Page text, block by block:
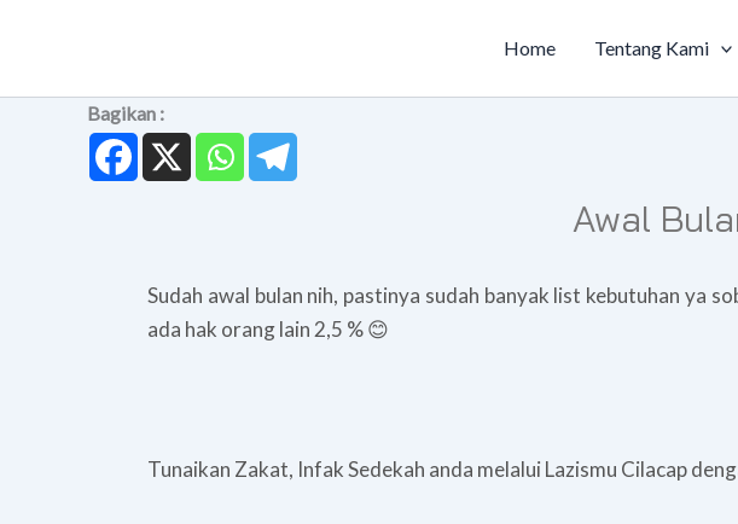
Home Tentang Kami
Bagikan :
Awal
Sudah awal bulan nih, pastinya sudah banyak list kebutuhan ya
ada hak orang lain 2,5 % 😊
Tunaikan Zakat, Infak Sedekah anda melalui Lazismu Cilacap